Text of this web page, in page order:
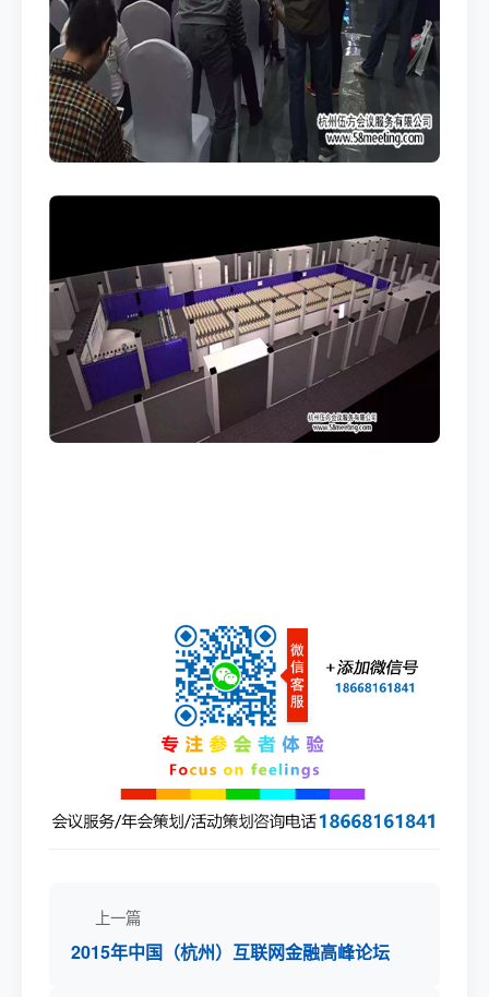
上一篇
2015年中国（杭州）互联网金融高峰论坛